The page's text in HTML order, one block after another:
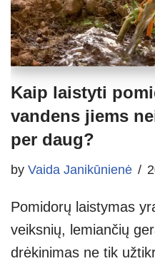
Kaip laistyti
vandens jiems
per daug?
by Vaida Janikūnienė
Pomidorų laistymas
veiksnių, lemiančių
drėkinimas ne tik